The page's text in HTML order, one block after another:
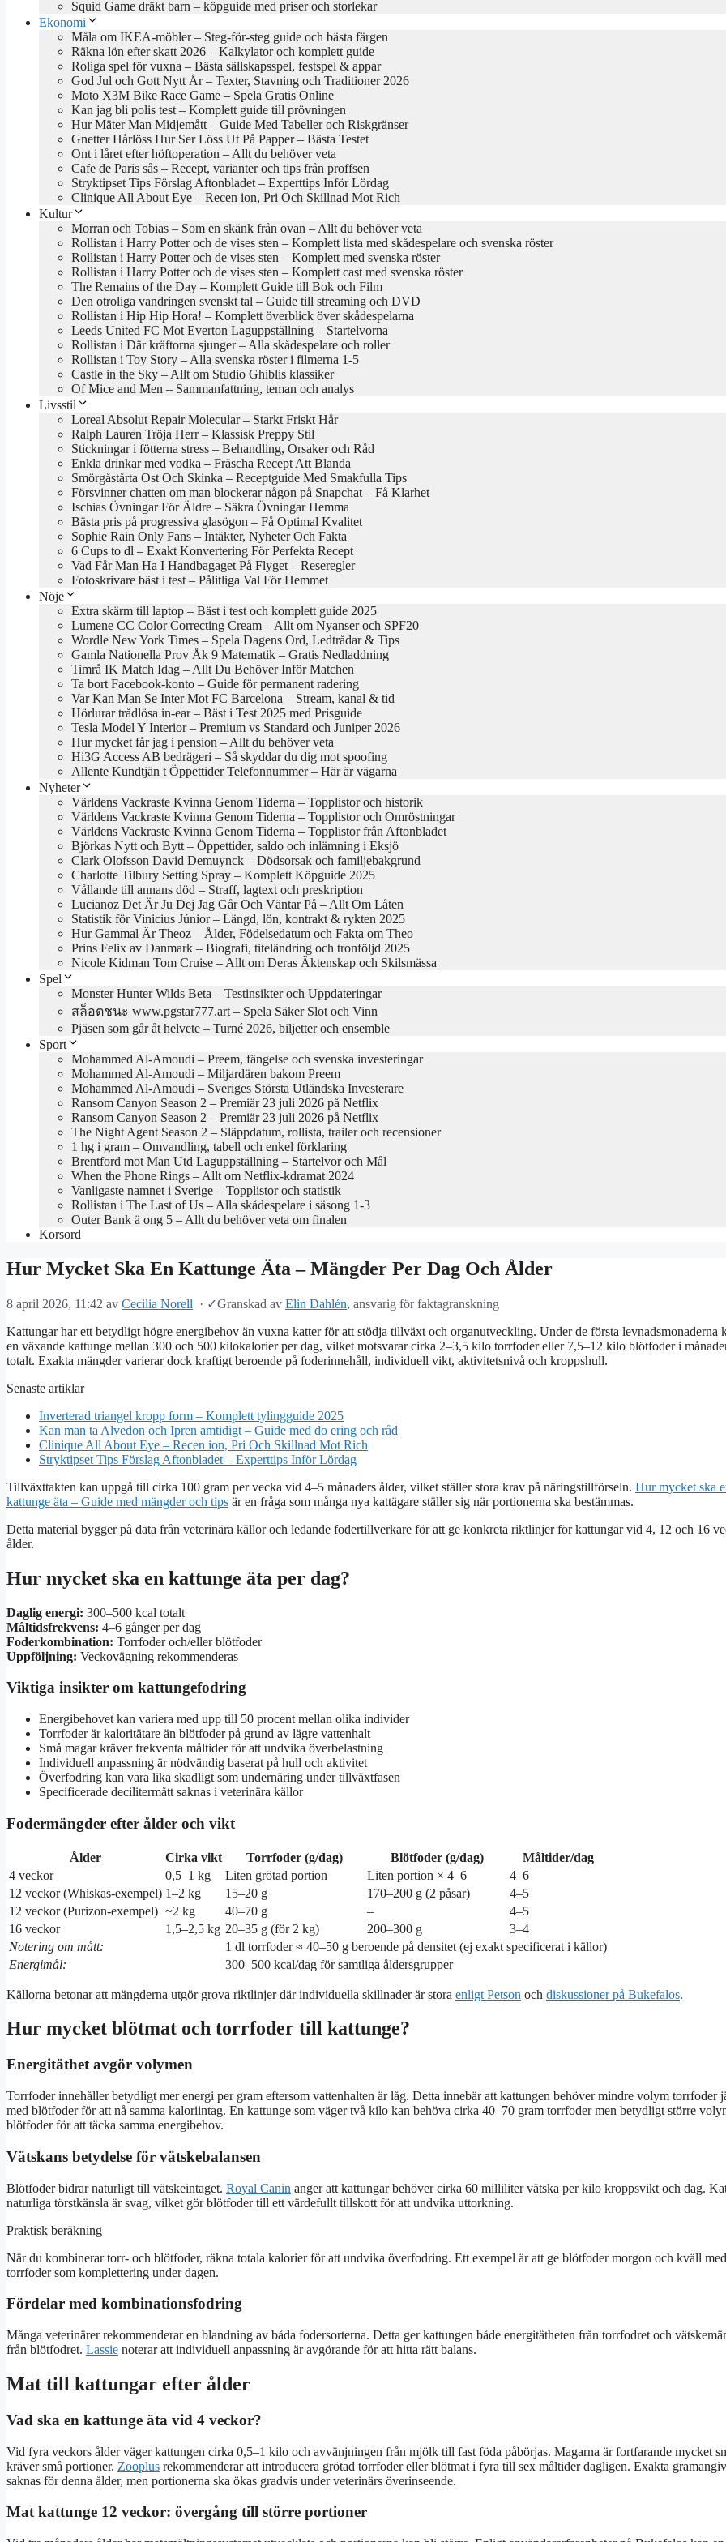
Squid Game dräkt barn – köpguide med priser och storlekar
Ekonomi
Måla om IKEA-möbler – Steg-för-steg guide och bästa färgen
Räkna lön efter skatt 2026 – Kalkylator och komplett guide
Roliga spel för vuxna – Bästa sällskapsspel, festspel & appar
God Jul och Gott Nytt År – Texter, Stavning och Traditioner 2026
Moto X3M Bike Race Game – Spela Gratis Online
Kan jag bli polis test – Komplett guide till prövningen
Hur Mäter Man Midjemått – Guide Med Tabeller och Riskgränser
Gnetter Hårlöss Hur Ser Löss Ut På Papper – Bästa Testet
Ont i låret efter höftoperation – Allt du behöver veta
Cafe de Paris sås – Recept, varianter och tips från proffsen
Stryktipset Tips Förslag Aftonbladet – Experttips Inför Lördag
Clinique All About Eye – Recen ion, Pri Och Skillnad Mot Rich
Kultur
Morran och Tobias – Som en skänk från ovan – Allt du behöver veta
Rollistan i Harry Potter och de vises sten – Komplett lista med skådespelare och svenska röster
Rollistan i Harry Potter och de vises sten – Komplett med svenska röster
Rollistan i Harry Potter och de vises sten – Komplett cast med svenska röster
The Remains of the Day – Komplett Guide till Bok och Film
Den otroliga vandringen svenskt tal – Guide till streaming och DVD
Rollistan i Hip Hip Hora! – Komplett överblick över skådespelarna
Leeds United FC Mot Everton Laguppställning – Startelvorna
Rollistan i Där kräftorna sjunger – Alla skådespelare och roller
Rollistan i Toy Story – Alla svenska röster i filmerna 1-5
Castle in the Sky – Allt om Studio Ghiblis klassiker
Of Mice and Men – Sammanfattning, teman och analys
Livsstil
Loreal Absolut Repair Molecular – Starkt Friskt Hår
Ralph Lauren Tröja Herr – Klassisk Preppy Stil
Stickningar i fötterna stress – Behandling, Orsaker och Råd
Enkla drinkar med vodka – Fräscha Recept Att Blanda
Smörgåstårta Ost Och Skinka – Receptguide Med Smakfulla Tips
Försvinner chatten om man blockerar någon på Snapchat – Få Klarhet
Ischias Övningar För Äldre – Säkra Övningar Hemma
Bästa pris på progressiva glasögon – Få Optimal Kvalitet
Sophie Rain Only Fans – Intäkter, Nyheter Och Fakta
6 Cups to dl – Exakt Konvertering För Perfekta Recept
Vad Får Man Ha I Handbagaget På Flyget – Reseregler
Fotoskrivare bäst i test – Pålitliga Val För Hemmet
Nöje
Extra skärm till laptop – Bäst i test och komplett guide 2025
Lumene CC Color Correcting Cream – Allt om Nyanser och SPF20
Wordle New York Times – Spela Dagens Ord, Ledtrådar & Tips
Gamla Nationella Prov Åk 9 Matematik – Gratis Nedladdning
Timrå IK Match Idag – Allt Du Behöver Inför Matchen
Ta bort Facebook-konto – Guide för permanent radering
Var Kan Man Se Inter Mot FC Barcelona – Stream, kanal & tid
Hörlurar trådlösa in-ear – Bäst i Test 2025 med Prisguide
Tesla Model Y Interior – Premium vs Standard och Juniper 2026
Hur mycket får jag i pension – Allt du behöver veta
Hi3G Access AB bedrägeri – Så skyddar du dig mot spoofing
Allente Kundtjän t Öppettider Telefonnummer – Här är vägarna
Nyheter
Världens Vackraste Kvinna Genom Tiderna – Topplistor och historik
Världens Vackraste Kvinna Genom Tiderna – Topplistor och Omröstningar
Världens Vackraste Kvinna Genom Tiderna – Topplistor från Aftonbladet
Björkas Nytt och Bytt – Öppettider, saldo och inlämning i Eksjö
Clark Olofsson David Demuynck – Dödsorsak och familjebakgrund
Charlotte Tilbury Setting Spray – Komplett Köpguide 2025
Vållande till annans död – Straff, lagtext och preskription
Lucianoz Det Är Ju Dej Jag Går Och Väntar På – Allt Om Låten
Statistik för Vinicius Júnior – Längd, lön, kontrakt & rykten 2025
Hur Gammal Är Theoz – Ålder, Födelsedatum och Fakta om Theo
Prins Felix av Danmark – Biografi, titeländring och tronföljd 2025
Nicole Kidman Tom Cruise – Allt om Deras Äktenskap och Skilsmässa
Spel
Monster Hunter Wilds Beta – Testinsikter och Uppdateringar
สล็อตชนะ www.pgstar777.art – Spela Säker Slot och Vinn
Pjäsen som går åt helvete – Turné 2026, biljetter och ensemble
Sport
Mohammed Al-Amoudi – Preem, fängelse och svenska investeringar
Mohammed Al-Amoudi – Miljardären bakom Preem
Mohammed Al-Amoudi – Sveriges Största Utländska Investerare
Ransom Canyon Season 2 – Premiär 23 juli 2026 på Netflix
Ransom Canyon Season 2 – Premiär 23 juli 2026 på Netflix
The Night Agent Season 2 – Släppdatum, rollista, trailer och recensioner
1 hg i gram – Omvandling, tabell och enkel förklaring
Brentford mot Man Utd Laguppställning – Startelvor och Mål
When the Phone Rings – Allt om Netflix-kdramat 2024
Vanligaste namnet i Sverige – Topplistor och statistik
Rollistan i The Last of Us – Alla skådespelare i säsong 1-3
Outer Bank ä ong 5 – Allt du behöver veta om finalen
Korsord
Hur Mycket Ska En Kattunge Äta – Mängder Per Dag Och Ålder
8 april 2026, 11:42 av Cecilia Norell · ✓Granskad av Elin Dahlén, ansvarig för faktagranskning
Kattungar har ett betydligt högre energibehov än vuxna katter för att stödja tillväxt och organutveckling. Under de första levnadsmonaderna
en växande kattunge mellan 300 och 500 kilokalorier per dag, vilket motsvarar cirka 2–3,5 kilo torrfoder eller 7,5–12 kilo blötfoder i
totalt. Exakta mängder varierar dock kraftigt beroende på foderinnehåll, individuell vikt, aktivitetsnivå och kroppshull.
Senaste artiklar
Inverterad triangel kropp form – Komplett tylingguide 2025
Kan man ta Alvedon och Ipren amtidigt – Guide med do ering och råd
Clinique All About Eye – Recen ion, Pri Och Skillnad Mot Rich
Stryktipset Tips Förslag Aftonbladet – Experttips Inför Lördag
Tillväxttakten kan uppgå till cirka 100 gram per vecka vid 4–5 månaders ålder, vilket ställer stora krav på näringstillförseln. Hur mycket ska
kattunge äta – Guide med mängder och tips är en fråga som många nya kattägare ställer sig när portionerna ska bestämmas.
Detta material bygger på data från veterinära källor och ledande fodertillverkare för att ge konkreta riktlinjer för kattungar vid 4, 12 och 16
ålder.
Hur mycket ska en kattunge äta per dag?
Daglig energi: 300–500 kcal totalt
Måltidsfrekvens: 4–6 gånger per dag
Foderkombination: Torrfoder och/eller blötfoder
Uppföljning: Veckovägning rekommenderas
Viktiga insikter om kattungefodring
Energibehovet kan variera med upp till 50 procent mellan olika individer
Torrfoder är kaloritätare än blötfoder på grund av lägre vattenhalt
Små magar kräver frekventa måltider för att undvika överbelastning
Individuell anpassning är nödvändig baserat på hull och aktivitet
Överfodring kan vara lika skadligt som undernäring under tillväxtfasen
Specificerade decilitermått saknas i veterinära källor
Fodermängder efter ålder och vikt
Ålder Cirka vikt Torrfoder (g/dag) Blötfoder (g/dag)
Måltider/dag
4 veckor
0,5–1 kg Liten grötad portion Liten portion × 4–6
4–6
12 veckor (Whiskas-exempel) 1–2 kg 15–20 g 170–200 g (2 påsar)
4–5
12 veckor (Purizon-exempel) ~2 kg 40–70 g –
4–5
16 veckor
1,5–2,5 kg 20–35 g (för 2 kg) 200–300 g
3–4
Notering om mått:
1 dl torrfoder ≈ 40–50 g beroende på densitet (ej exakt specificerat i källor)
Energimål:
300–500 kcal/dag för samtliga åldersgrupper
Källorna betonar att mängderna utgör grova riktlinjer där individuella skillnader är stora enligt Petson och diskussioner på Bukefalos.
Hur mycket blötmat och torrfoder till kattunge?
Energitäthet avgör volymen
Torrfoder innehåller betydligt mer energi per gram eftersom vattenhalten är låg. Detta innebär att kattungen behöver mindre volym torrfoder
med blötfoder för att nå samma kaloriintag. En kattunge som väger två kilo kan behöva cirka 40–70 gram torrfoder men betydligt större
blötfoder för att täcka samma energibehov.
Vätskans betydelse för vätskebalansen
Blötfoder bidrar naturligt till vätskeintaget. Royal Canin anger att kattungar behöver cirka 60 milliliter vätska per kilo kroppsvikt och dag.
naturliga törstkänsla är svag, vilket gör blötfoder till ett värdefullt tillskott för att undvika uttorkning.
Praktisk beräkning
När du kombinerar torr- och blötfoder, räkna totala kalorier för att undvika överfodring. Ett exempel är att ge blötfoder morgon och kväll med
torrfoder som komplettering under dagen.
Fördelar med kombinationsfodring
Många veterinärer rekommenderar en blandning av båda fodersorterna. Detta ger kattungen både energitätheten från torrfodret och
från blötfodret. Lassie noterar att individuell anpassning är avgörande för att hitta rätt balans.
Mat till kattungar efter ålder
Vad ska en kattunge äta vid 4 veckor?
Vid fyra veckors ålder väger kattungen cirka 0,5–1 kilo och avvänjningen från mjölk till fast föda påbörjas. Magarna är fortfarande mycket
kräver små portioner. Zooplus rekommenderar att introducera grötad torrfoder eller blötmat i fyra till sex måltider dagligen. Exakta
saknas för denna ålder, men portionerna ska ökas gradvis under veterinärs överinseende.
Mat kattunge 12 veckor: övergång till större portioner